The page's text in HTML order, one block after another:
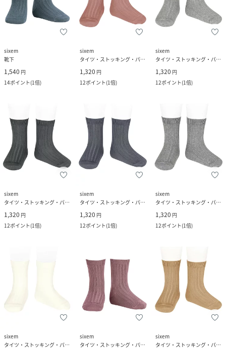
sixem
靴下
1,540 円
14ポイント(1倍)
sixem
タイツ・ストッキング・パンスト
1,320 円
12ポイント(1倍)
sixem
タイツ・ストッキング・パンスト
1,320 円
12ポイント(1倍)
sixem
タイツ・ストッキング・パンスト
1,320 円
12ポイント(1倍)
sixem
タイツ・ストッキング・パンスト
1,320 円
12ポイント(1倍)
sixem
タイツ・ストッキング・パンスト
1,320 円
12ポイント(1倍)
sixem
タイツ・ストッキング・パンスト
sixem
タイツ・ストッキング・パンスト
sixem
タイツ・ストッキング・パンスト